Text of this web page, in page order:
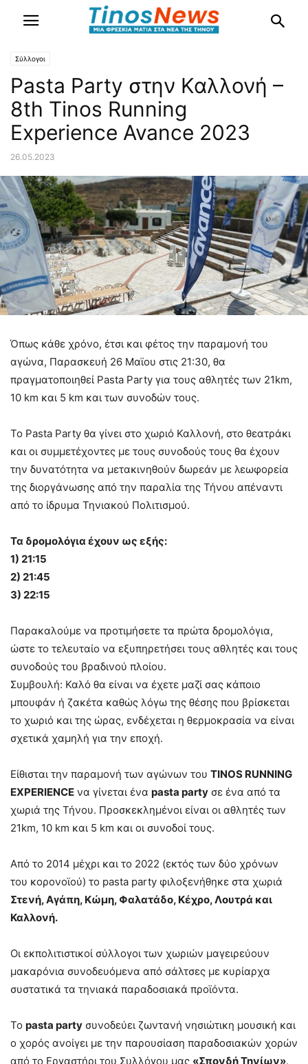
Σύλλογοι
Pasta Party στην Καλλονή –
8th Tinos Running
Experience Avance 2023
26.05.2023
Όπως κάθε χρόνο, έτσι και φέτος την παραμονή του
αγώνα, Παρασκευή 26 Μαϊου στις 21:30, θα
πραγματοποιηθεί Pasta Party για τους αθλητές των 21km,
10 km και 5 km και των συνοδών τους.
Το Pasta Party θα γίνει στο χωριό Καλλονή, στο θεατράκι
και οι συμμετέχοντες με τους συνοδούς τους θα έχουν
την δυνατότητα να μετακινηθούν δωρεάν με λεωφορεία
της διοργάνωσης από την παραλία της Τήνου απέναντι
από το ίδρυμα Τηνιακού Πολιτισμού.
Τα δρομολόγια έχουν ως εξής:
1) 21:15
2) 21:45
3) 22:15
Παρακαλούμε να προτιμήσετε τα πρώτα δρομολόγια,
ώστε το τελευταίο να εξυπηρετήσει τους αθλητές και τους
συνοδούς του βραδινού πλοίου.
Συμβουλή: Καλό θα είναι να έχετε μαζί σας κάποιο
μπουφάν ή ζακέτα καθώς λόγω της θέσης που βρίσκεται
το χωριό και της ώρας, ενδέχεται η θερμοκρασία να είναι
σχετικά χαμηλή για την εποχή.
Είθισται την παραμονή των αγώνων του TINOS RUNNING
EXPERIENCE να γίνεται ένα pasta party σε ένα από τα
χωριά της Τήνου. Προσκεκλημένοι είναι οι αθλητές των
21km, 10 km και 5 km και οι συνοδοί τους.
Από το 2014 μέχρι και το 2022 (εκτός των δύο χρόνων
του κορονοϊού) το pasta party φιλοξενήθηκε στα χωριά
Στενή, Αγάπη, Κώμη, Φαλατάδο, Κέχρο, Λουτρά και
Καλλονή.
Οι εκπολιτιστικοί σύλλογοι των χωριών μαγειρεύουν
μακαρόνια συνοδευόμενα από σάλτσες με κυρίαρχα
συστατικά τα τηνιακά παραδοσιακά προϊόντα.
Το pasta party συνοδεύει ζωντανή νησιώτικη μουσική και
ο χορός ανοίγει με την παρουσίαση παραδοσιακών χορών
από το Εργαστήρι του Συλλόγου μας «Σπονδή Τηνίων».